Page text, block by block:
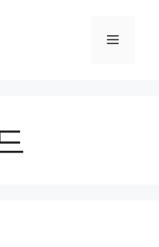
메